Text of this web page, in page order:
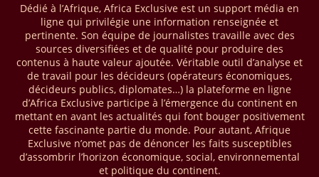
mobile money réalisées à l’échelle mondiale, qui s’est établie à 2091
milliards USD (+23 % par rapport à 2024). L’Afrique a également
enregistré environ 74 % du nombre de transactions de Mobile money
répertoriées l’an passé dans le monde, avec environ 92 milliards de
transactions (+16 % par rapport à 2024) sur un total de 125 milliards
dans le monde.
28/03/26 AFRIQUE - ECONOMIE CREATIVE
Une rapport publié dernièrement par le Boston Consulting Group, et
intitulé « Africa Unleashed: Empowering Women in Creative Industries
», dresse un état des lieux saisissant de l'économie créative africaine
à la fois dynamique et structurellement négligé. Ce secteur,
Dédié à l’Afrique, Africa Exclusive est un support média en
ligne qui privilégie une information renseignée et
pertinente. Son équipe de journalistes travaille avec des
sources diversifiées et de qualité pour produire des
contenus à haute valeur ajoutée. Véritable outil d’analyse et
de travail pour les décideurs (opérateurs économiques,
décideurs publics, diplomates…) la plateforme en ligne
d’Africa Exclusive participe à l’émergence du continent en
mettant en avant les actualités qui font bouger positivement
cette fascinante partie du monde. Pour autant, Afrique
Exclusive n’omet pas de dénoncer les faits susceptibles
d’assombrir l’horizon économique, social, environnemental
et politique du continent.